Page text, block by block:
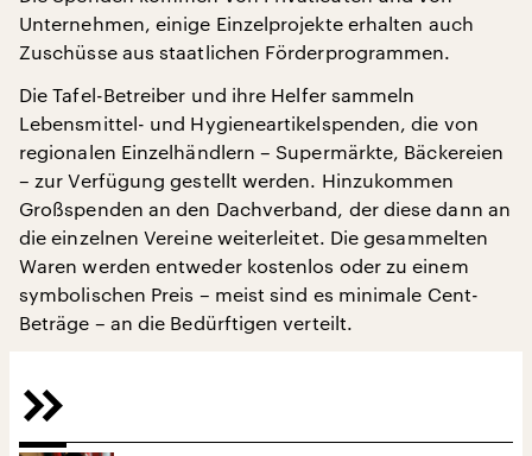
Unternehmen, einige Einzelprojekte erhalten auch
Zuschüsse aus staatlichen Förderprogrammen.
Die Tafel-Betreiber und ihre Helfer sammeln
Lebensmittel- und Hygieneartikelspenden, die von
regionalen Einzelhändlern – Supermärkte, Bäckereien
– zur Verfügung gestellt werden. Hinzukommen
Großspenden an den Dachverband, der diese dann an
die einzelnen Vereine weiterleitet. Die gesammelten
Waren werden entweder kostenlos oder zu einem
symbolischen Preis – meist sind es minimale Cent-
Beträge – an die Bedürftigen verteilt.